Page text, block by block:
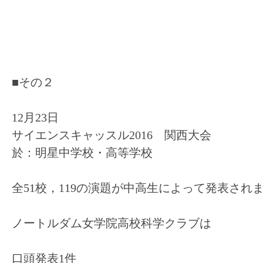
■その２
12月23日
サイエンスキャッスル2016 関西大会
於：明星中学校・高等学校
全51校，119の演題が中高生によって発表され
ノートルダム女学院高校科学クラブは
口頭発表1件